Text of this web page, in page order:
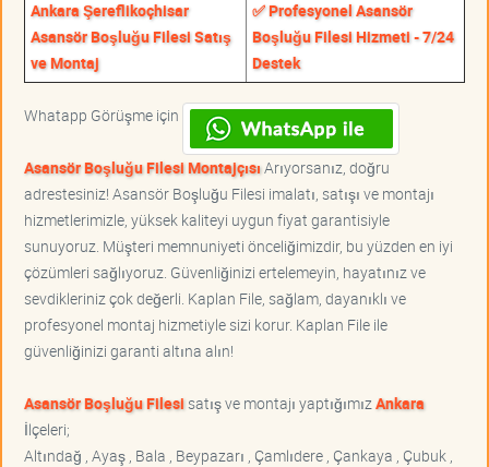
Ankara Şereflikoçhisar
Asansör Boşluğu Filesi Satış
ve Montaj
✅ Profesyonel Asansör
Boşluğu Filesi Hizmeti - 7/24
Destek
Whatapp Görüşme için
Asansör Boşluğu Filesi MontajçısıArıyorsanız, doğru
adrestesiniz! Asansör Boşluğu Filesi imalatı, satışı ve montajı
hizmetlerimizle, yüksek kaliteyi uygun fiyat garantisiyle
sunuyoruz. Müşteri memnuniyeti önceliğimizdir, bu yüzden en iyi
çözümleri sağlıyoruz. Güvenliğinizi ertelemeyin, hayatınız ve
sevdikleriniz çok değerli. Kaplan File, sağlam, dayanıklı ve
profesyonel montaj hizmetiyle sizi korur. Kaplan File ile
güvenliğinizi garanti altına alın!
Asansör Boşluğu Filesisatış ve montajı yaptığımız Ankara
İlçeleri;
Altındağ , Ayaş , Bala , Beypazarı , Çamlıdere , Çankaya , Çubuk ,